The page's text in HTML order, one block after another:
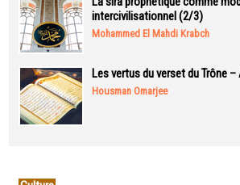
intercivilisationnel (2/3)
Mohammed El Mahdi Krabch
Les vertus du verset du Trône
Housman Omarjee